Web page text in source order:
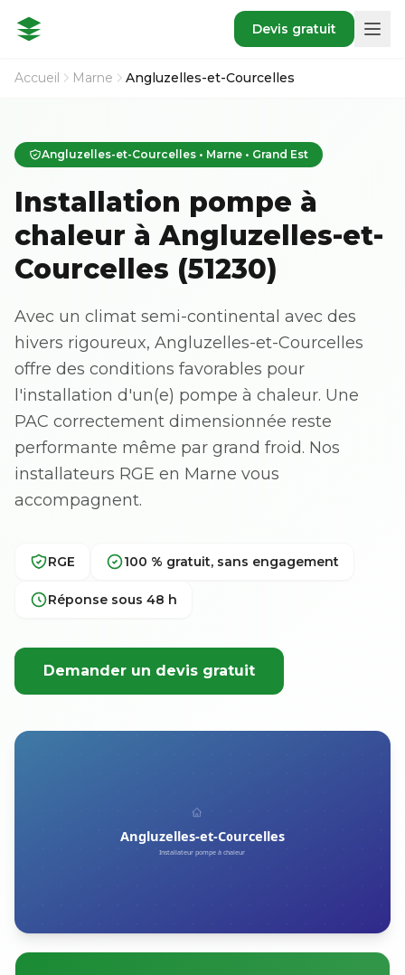
Devis gratuit
Accueil Marne Angluzelles-et-Courcelles
Angluzelles-et-Courcelles • Marne • Grand Est
Installation pompe à
chaleur à Angluzelles-et-
Courcelles (51230)
Avec un climat semi-continental avec des
hivers rigoureux, Angluzelles-et-Courcelles
offre des conditions favorables pour
l'installation d'un(e) pompe à chaleur. Une
PAC correctement dimensionnée reste
performante même par grand froid. Nos
installateurs RGE en Marne vous
accompagnent.
RGE 100 % gratuit, sans engagement
Réponse sous 48 h
Demander un devis gratuit